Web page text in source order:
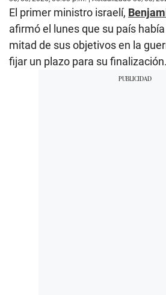
El primer ministro israelí,
afirmó el lunes que su país
mitad de sus objetivos en la
fijar un plazo para su finalización.